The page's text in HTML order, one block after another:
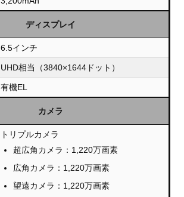
ディスプレイ
6.5インチ
UHD相当（3840×1644ドット）
有機EL
カメラ
トリプルカメラ
超広角カメラ：1,220万画素
広角カメラ：1,220万画素
望遠カメラ：1,220万画素